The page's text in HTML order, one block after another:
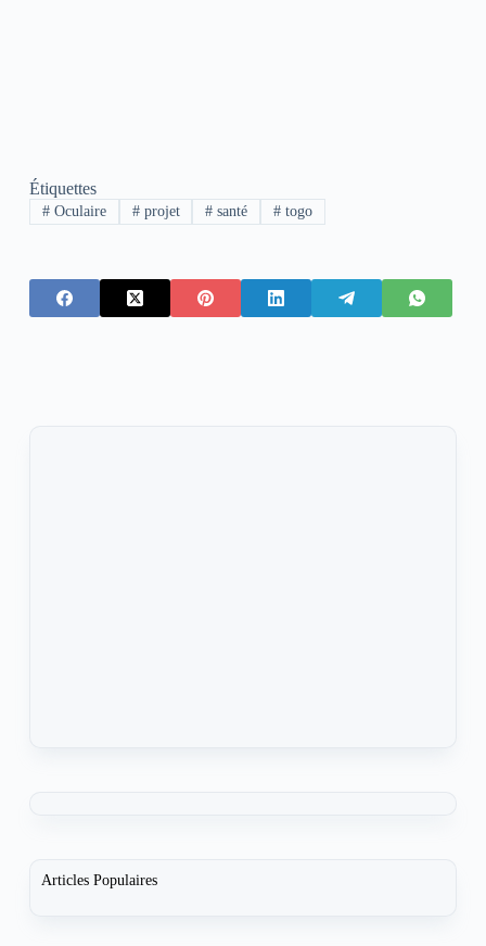
Étiquettes
#Oculaire #projet # santé # togo
Articles Populaires